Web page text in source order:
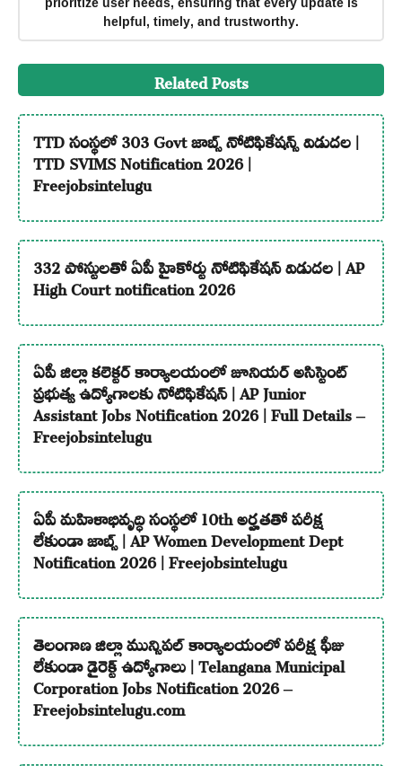
helpful, timely, and trustworthy.
Related Posts
TTD సంస్థలో 303 Govt జాబ్స్ నోటిఫికేషన్స్ విడుదల |
TTD SVIMS Notification 2026 |
Freejobsintelugu
332 పోస్టులతో ఏపీ హైకోర్టు నోటిఫికేషన్ విడుదల | AP
High Court notification 2026
ఏపీ జిల్లా కలెక్టర్ కార్యాలయంలో జూనియర్ అసిస్టెంట్
ప్రభుత్వ ఉద్యోగాలకు నోటిఫికేషన్ | AP Junior
Assistant Jobs Notification 2026 | Full Details –
Freejobsintelugu
ఏపీ మహిళాభివృద్ధి సంస్థలో 10th అర్హతతో పరీక్ష
లేకుండా జాబ్స్ | AP Women Development Dept
Notification 2026 | Freejobsintelugu
తెలంగాణ జిల్లా మున్సిపల్ కార్యాలయంలో పరీక్ష ఫీజు
లేకుండా డైరెక్ట్ ఉద్యోగాలు | Telangana Municipal
Corporation Jobs Notification 2026 –
Freejobsintelugu.com